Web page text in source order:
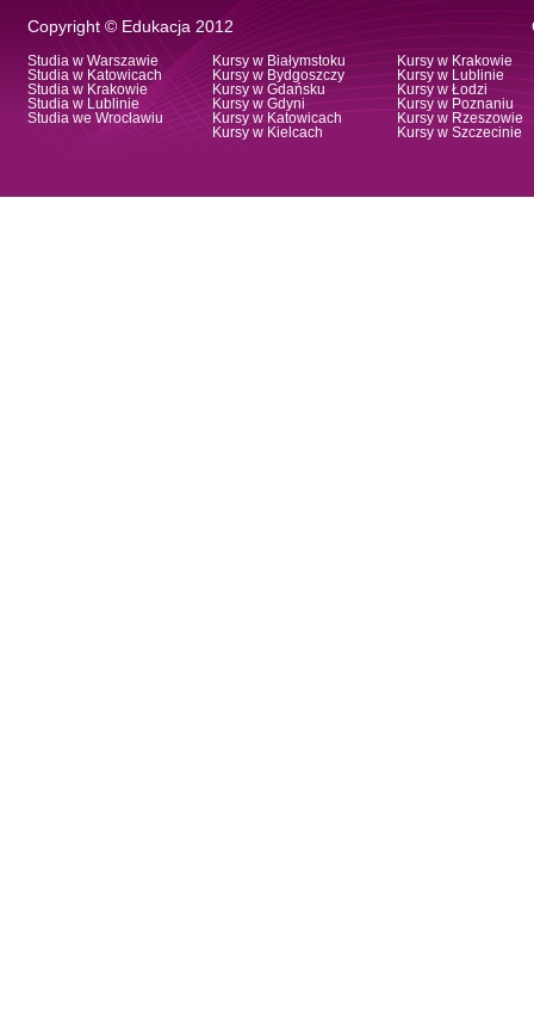
Copyright © Edukacja 2012
Studia w Warszawie
Studia w Katowicach
Studia w Krakowie
Studia w Lublinie
Studia we Wrocławiu
Kursy w Białymstoku
Kursy w Bydgoszczy
Kursy w Gdańsku
Kursy w Gdyni
Kursy w Katowicach
Kursy w Kielcach
Kursy w Krakowie
Kursy w Lublinie
Kursy w Łodzi
Kursy w Poznaniu
Kursy w Rzeszowie
Kursy w Szczecinie